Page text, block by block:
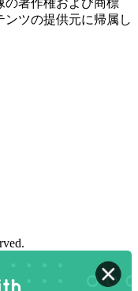
の著作権および商標
ツの提供元に帰属し